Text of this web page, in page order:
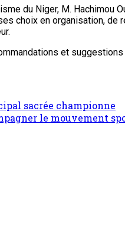
du Niger, M. Hachimou
choix en organisation,
et suggestions
sacrée championne
le mouvement